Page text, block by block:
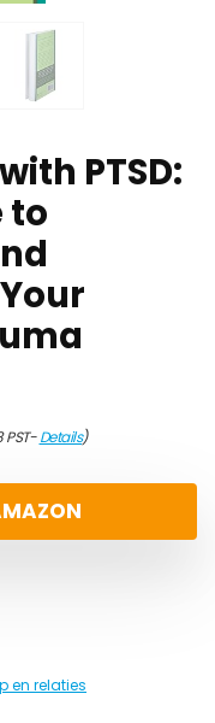
PTSD:
to
PST-Details)
en relaties